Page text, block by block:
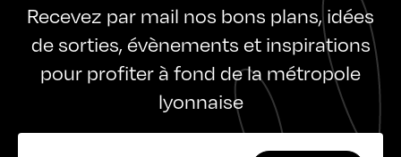
Recevez par mail nos bons plans, idées
de sorties, évènements et inspirations
pour profiter à fond de la métropole
lyonnaise